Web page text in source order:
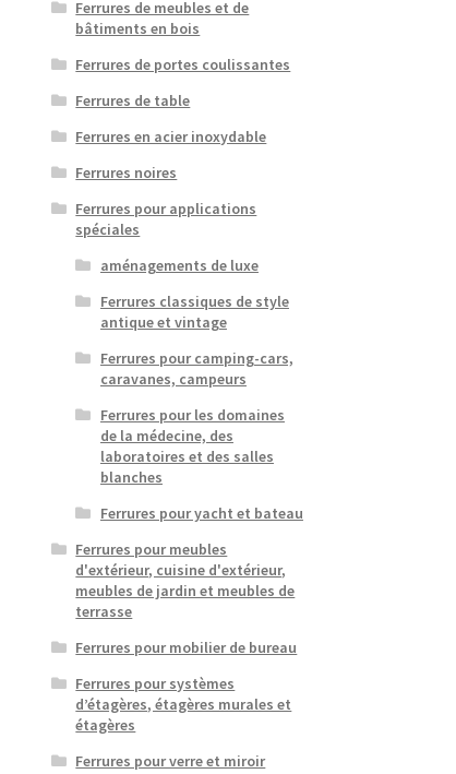
Ferrures de meubles et de
bâtiments en bois
Ferrures de portes coulissantes
Ferrures de table
Ferrures en acier inoxydable
Ferrures noires
Ferrures pour applications
spéciales
aménagements de luxe
Ferrures classiques de style
antique et vintage
Ferrures pour camping-cars,
caravanes, campeurs
Ferrures pour les domaines
de la médecine, des
laboratoires et des salles
blanches
Ferrures pour yacht et bateau
Ferrures pour meubles
d'extérieur, cuisine d'extérieur,
meubles de jardin et meubles de
terrasse
Ferrures pour mobilier de bureau
Ferrures pour systèmes
d’étagères, étagères murales et
étagères
Ferrures pour verre et miroir